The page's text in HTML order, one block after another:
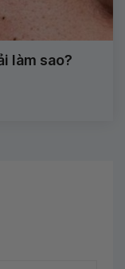
làm sao?